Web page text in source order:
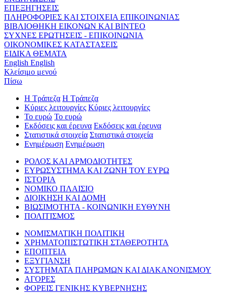
ΕΠΕΞΗΓΗΣΕΙΣ
ΠΛΗΡΟΦΟΡΙΕΣ ΚΑΙ ΣΤΟΙΧΕΙΑ ΕΠΙΚΟΙΝΩΝΙΑΣ
ΒΙΒΛΙΟΘΗΚΗ ΕΙΚΟΝΩΝ ΚΑΙ ΒΙΝΤΕΟ
ΣΥΧΝΕΣ ΕΡΩΤΗΣΕΙΣ - ΕΠΙΚΟΙΝΩΝΙΑ
ΟΙΚΟΝΟΜΙΚΕΣ ΚΑΤΑΣΤΑΣΕΙΣ
ΕΙΔΙΚΑ ΘΕΜΑΤΑ
English English
Κλείσιμο μενού
Πίσω
Η Τράπεζα Η Τράπεζα
Κύριες λειτουργίες Κύριες λειτουργίες
Το ευρώ Το ευρώ
Εκδόσεις και έρευνα Εκδόσεις και έρευνα
Στατιστικά στοιχεία Στατιστικά στοιχεία
Ενημέρωση Ενημέρωση
ΡΟΛΟΣ ΚΑΙ ΑΡΜΟΔΙΟΤΗΤΕΣ
ΕΥΡΩΣΥΣΤΗΜΑ ΚΑΙ ΖΩΝΗ ΤΟΥ ΕΥΡΩ
ΙΣΤΟΡΙΑ
ΝΟΜΙΚΟ ΠΛΑΙΣΙΟ
ΔΙΟΙΚΗΣΗ ΚΑΙ ΔΟΜΗ
ΒΙΩΣΙΜΟΤΗΤΑ - ΚΟΙΝΩΝΙΚΗ ΕΥΘΥΝΗ
ΠΟΛΙΤΙΣΜΟΣ
ΝΟΜΙΣΜΑΤΙΚΗ ΠΟΛΙΤΙΚΗ
ΧΡΗΜΑΤΟΠΙΣΤΩΤΙΚΗ ΣΤΑΘΕΡΟΤΗΤΑ
ΕΠΟΠΤΕΙΑ
ΕΞΥΓΙΑΝΣΗ
ΣΥΣΤΗΜΑΤΑ ΠΛΗΡΩΜΩΝ ΚΑΙ ΔΙΑΚΑΝΟΝΙΣΜΟΥ
ΑΓΟΡΕΣ
ΦΟΡΕΙΣ ΓΕΝΙΚΗΣ ΚΥΒΕΡΝΗΣΗΣ